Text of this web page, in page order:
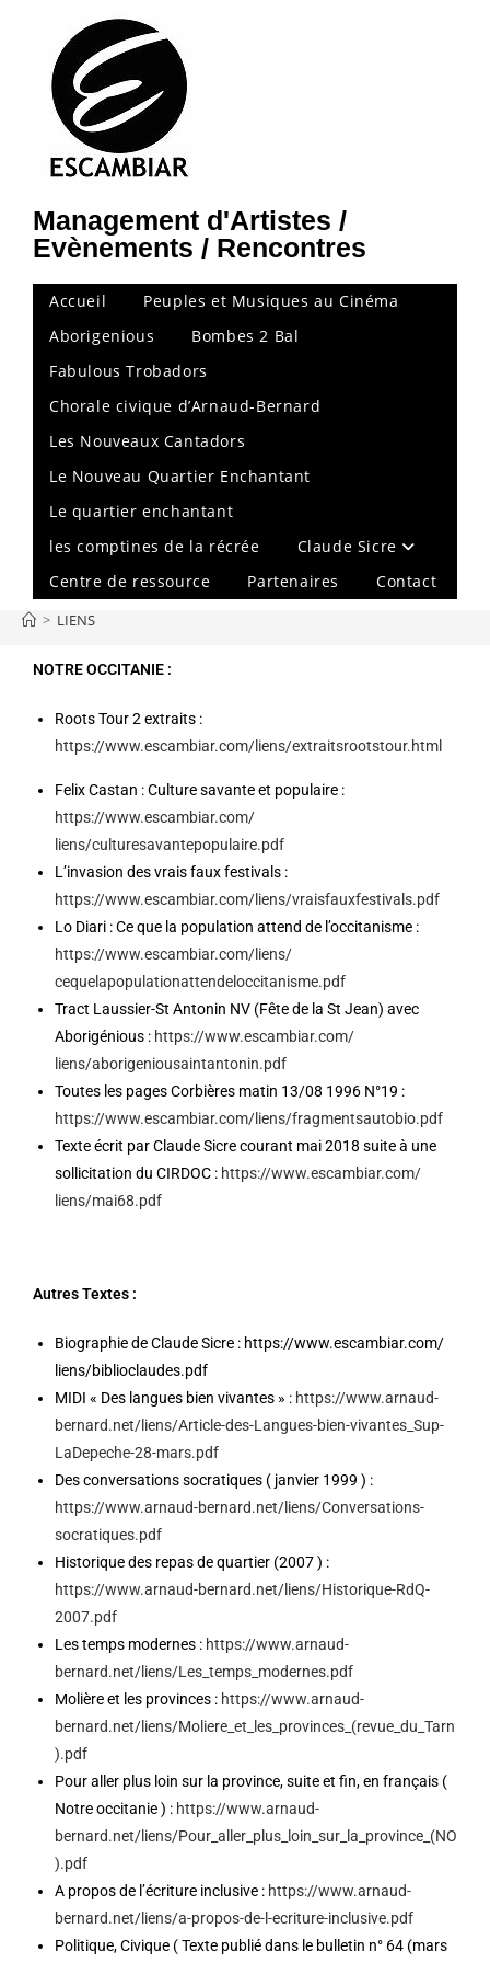
Management d'Artistes /
Evènements / Rencontres
Accueil
Peuples et Musiques au Cinéma
Aborigenious
Bombes 2 Bal
Fabulous Trobadors
Chorale civique d’Arnaud-Bernard
Les Nouveaux Cantadors
Le Nouveau Quartier Enchantant
Le quartier enchantant
les comptines de la récrée
Claude Sicre
Centre de ressource
Partenaires Contact
> LIENS
NOTRE OCCITANIE :
Roots Tour 2 extraits :
https://www.escambiar.com/liens/extraitsrootstour.html
Felix Castan : Culture savante et populaire :
https://www.escambiar.com/
liens/culturesavantepopulaire.pdf
L’invasion des vrais faux festivals :
https://www.escambiar.com/liens/vraisfauxfestivals.pdf
Lo Diari : Ce que la population attend de l’occitanisme :
https://www.escambiar.com/ liens/
cequelapopulationattendeloccitanisme.pdf
Tract Laussier-St Antonin NV (Fête de la St Jean) avec
Aborigénious : https://www.escambiar.com/
liens/aborigeniousaintantonin.pdf
Toutes les pages Corbières matin 13/08 1996 N°19 :
https://www.escambiar.com/ liens/fragmentsautobio.pdf
Texte écrit par Claude Sicre courant mai 2018 suite à une
sollicitation du CIRDOC : https://www.escambiar.com/
liens/mai68.pdf
Autres Textes :
Biographie de Claude Sicre : https://www.escambiar.com/
liens/biblioclaudes.pdf
MIDI « Des langues bien vivantes » : https://www.arnaud-
bernard.net/liens/Article-des-Langues-bien-vivantes_Sup-
LaDepeche-28-mars.pdf
Des conversations socratiques ( janvier 1999 ) :
https://www.arnaud-bernard.net/liens/Conversations-
socratiques.pdf
Historique des repas de quartier (2007 ) :
https://www.arnaud-bernard.net/liens/Historique-RdQ-
2007.pdf
Les temps modernes : https://www.arnaud-
bernard.net/liens/Les_temps_modernes.pdf
Molière et les provinces : https://www.arnaud-
bernard.net/liens/Moliere_et_les_provinces_(revue_du_Tarn
).pdf
Pour aller plus loin sur la province, suite et fin, en français (
Notre occitanie ) : https://www.arnaud-
bernard.net/liens/Pour_aller_plus_loin_sur_la_province_(NO
).pdf
A propos de l’écriture inclusive : https://www.arnaud-
bernard.net/liens/a-propos-de-l-ecriture-inclusive.pdf
Politique, Civique ( Texte publié dans le bulletin n° 64 (mars